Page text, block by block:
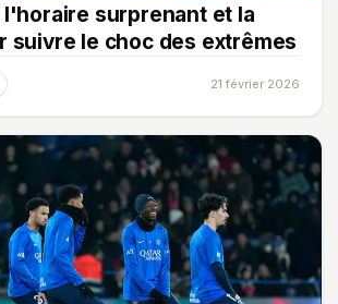
l'horaire surprenant et la
suivre le choc des extrêmes
21 février 2026